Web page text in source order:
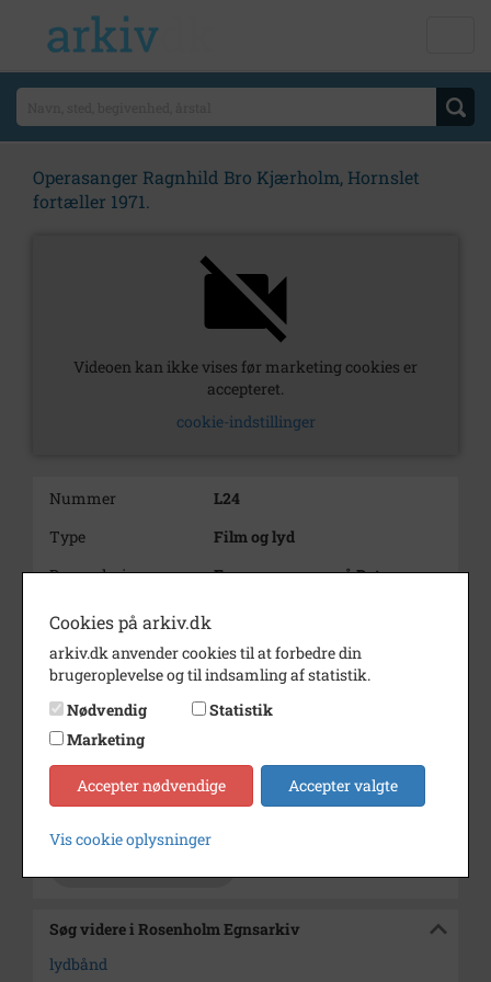
Operasanger Ragnhild Bro Kjærholm, Hornslet
fortæller 1971.
Videoen kan ikke vises før marketing cookies er
accepteret.
cookie-indstillinger
Nummer
L24
Type
Film og lyd
Bemærkning
Fra operasanger på Det
fortæller 1971.
Årstal
1971
Optaget af
Varighed
36 minutter
Søg videre i Rosenholm Egnsarkiv
lydbånd
Cookies på arkiv.dk
arkiv.dk anvender cookies til at forbedre din
brugeroplevelse og til indsamling af statistik.
Nødvendig
Statistik
Marketing
Accepter nødvendige Accepter valgte
Vis cookie oplysninger